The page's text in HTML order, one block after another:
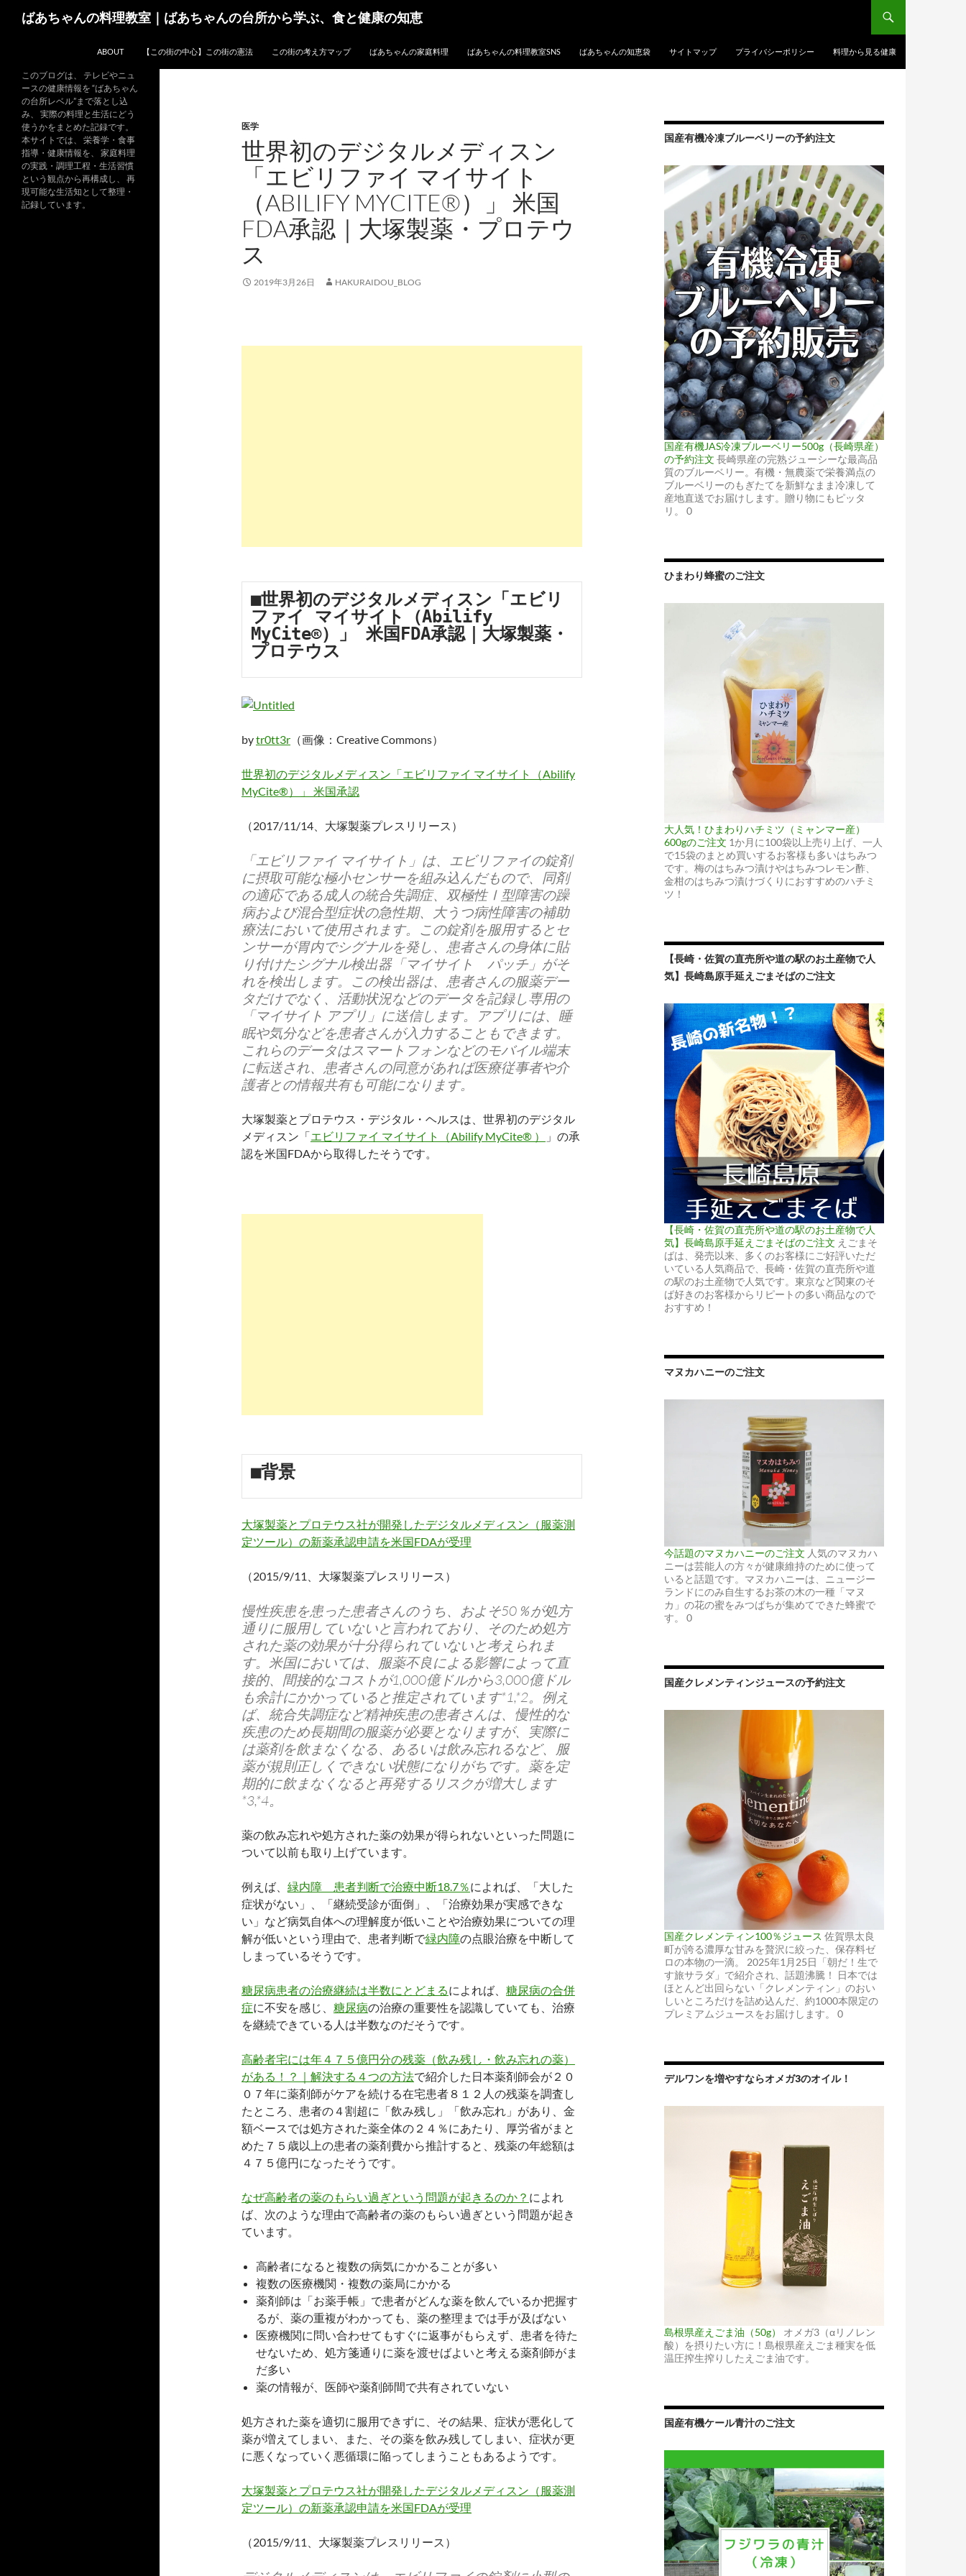
ばあちゃんの料理教室｜ばあちゃんの台所から学ぶ、食と健康の知恵
ABOUT 【この街の中心】この街の憲法 この街の考え方マップ ばあちゃんの家庭料理 ばあちゃんの料理教室SNS ばあちゃんの知恵袋 サイトマップ プライバシーポリシー 料理から見る健康
医学
世界初のデジタルメディスン
「エビリファイ マイサイト
（ABILIFY MYCITE®）」 米国
FDA承認｜大塚製薬・プロテウ
ス
2019年3月26日 HAKURAIDOU_BLOG
■世界初のデジタルメディスン「エビリ
ファイ マイサイト（Abilify
MyCite®）」 米国FDA承認｜大塚製薬・
プロテウス
bytr0tt3r （画像：Creative Commons）
世界初のデジタルメディスン「エビリファイ マイサイト（Abilify
MyCite®）」 米国承認
（2017/11/14、大塚製薬プレスリリース）
「エビリファイ マイサイト」は、エビリファイの錠剤
に摂取可能な極小センサーを組み込んだもので、同剤
の適応である成人の統合失調症、双極性Ⅰ型障害の躁
病および混合型症状の急性期、大うつ病性障害の補助
療法において使用されます。この錠剤を服用するとセ
ンサーが胃内でシグナルを発し、患者さんの身体に貼
り付けたシグナル検出器「マイサイト パッチ」がそ
れを検出します。この検出器は、患者さんの服薬デー
タだけでなく、活動状況などのデータを記録し専用の
「マイサイト アプリ」に送信します。アプリには、睡
眠や気分などを患者さんが入力することもできます。
これらのデータはスマートフォンなどのモバイル端末
に転送され、患者さんの同意があれば医療従事者や介
護者との情報共有も可能になります。
大塚製薬とプロテウス・デジタル・ヘルスは、世界初のデジタル
メディスン「エビリファイ マイサイト（Abilify MyCite® ）
」の承
認を米国FDAから取得したそうです。
■背景
大塚製薬とプロテウス社が開発したデジタルメディスン（服薬測
定ツール）の新薬承認申請を米国FDAが受理
（2015/9/11、大塚製薬プレスリリース）
慢性疾患を患った患者さんのうち、およそ50％が処方
通りに服用していないと言われており、そのため処方
された薬の効果が十分得られていないと考えられま
す。米国においては、服薬不良による影響によって直
接的、間接的なコストが1,000億ドルから3,000億ドル
も余計にかかっていると推定されています*1,*2。例え
ば、統合失調症など精神疾患の患者さんは、慢性的な
疾患のため長期間の服薬が必要となりますが、実際に
は薬剤を飲まなくなる、あるいは飲み忘れるなど、服
薬が規則正しくできない状態になりがちです。薬を定
期的に飲まなくなると再発するリスクが増大します
*3,*4。
薬の飲み忘れや処方された薬の効果が得られないといった問題に
ついて以前も取り上げています。
例えば、 緑内障 患者判断で治療中断18.7％によれば、「大した
症状がない」、「継続受診が面倒」、「治療効果が実感できな
い」など病気自体への理解度が低いことや治療効果についての理
解が低いという理由で、患者判断で緑内障の点眼治療を中断して
しまっているそうです。
糖尿病患者の治療継続は半数にとどまるによれば、 糖尿病の合併
症に不安を感じ、 糖尿病の治療の重要性を認識していても、治療
を継続できている人は半数なのだそうです。
高齢者宅には年４７５億円分の残薬（飲み残し・飲み忘れの薬）
がある！？｜解決する４つの方法で紹介した日本薬剤師会が２０
０７年に薬剤師がケアを続ける在宅患者８１２人の残薬を調査し
たところ、患者の４割超に「飲み残し」「飲み忘れ」があり、金
額ベースでは処方された薬全体の２４％にあたり、厚労省がまと
めた７５歳以上の患者の薬剤費から推計すると、残薬の年総額は
４７５億円になったそうです。
なぜ高齢者の薬のもらい過ぎという問題が起きるのか？ によれ
ば、次のような理由で高齢者の薬のもらい過ぎという問題が起き
ています。
高齢者になると複数の病気にかかることが多い
複数の医療機関・複数の薬局にかかる
薬剤師は「お薬手帳」で患者がどんな薬を飲んでいるか把握す
るが、薬の重複がわかっても、薬の整理までは手が及ばない
医療機関に問い合わせてもすぐに返事がもらえず、患者を待た
せないため、処方箋通りに薬を渡せばよいと考える薬剤師がま
だ多い
薬の情報が、医師や薬剤師間で共有されていない
処方された薬を適切に服用できずに、その結果、症状が悪化して
薬が増えてしまい、また、その薬を飲み残してしまい、症状が更
に悪くなっていく悪循環に陥ってしまうこともあるようです。
大塚製薬とプロテウス社が開発したデジタルメディスン（服薬測
定ツール）の新薬承認申請を米国FDAが受理
（2015/9/11、大塚製薬プレスリリース）
国産有機冷凍ブルーベリーの予約注文
国産有機JAS冷凍ブルーベリー500g（長崎県産）
の予約注文 長崎県産の完熟ジューシーな最高品
質のブルーベリー。有機・無農薬で栄養満点の
ブルーベリーのもぎたてを新鮮なまま冷凍して
産地直送でお届けします。贈り物にもピッタ
リ。 0
ひまわり蜂蜜のご注文
大人気！ひまわりハチミツ（ミャンマー産）
600gのご注文 1か月に100袋以上売り上げ、一人
で15袋のまとめ買いするお客様も多いはちみつ
です。梅のはちみつ漬けやはちみつレモン酢、
金柑のはちみつ漬けづくりにおすすめのハチミ
ツ！
【長崎・佐賀の直売所や道の駅のお土産物で人
気】長崎島原手延えごまそばのご注文
【長崎・佐賀の直売所や道の駅のお土産物で人
気】長崎島原手延えごまそばのご注文 えごまそ
ばは、発売以来、多くのお客様にご好評いただ
いている人気商品で、長崎・佐賀の直売所や道
の駅のお土産物で人気です。東京など関東のそ
ば好きのお客様からリピートの多い商品なので
おすすめ！
マヌカハニーのご注文
今話題のマヌカハニーのご注文 人気のマヌカハ
ニーは芸能人の方々が健康維持のために使って
いると話題です。マヌカハニーは、ニュージー
ランドにのみ自生するお茶の木の一種「マヌ
カ」の花の蜜をみつばちが集めてできた蜂蜜で
す。 0
国産クレメンティンジュースの予約注文
国産クレメンティン100％ジュース 佐賀県太良
町が誇る濃厚な甘みを贅沢に絞った、保存料ゼ
ロの本物の一滴。 2025年1月25日「朝だ！生で
す旅サラダ」で紹介され、話題沸騰！ 日本では
ほとんど出回らない「クレメンティン」のおい
しいところだけを詰め込んだ、約1000本限定の
プレミアムジュースをお届けします。 0
デルワンを増やすならオメガ3のオイル！
島根県産えごま油（50g）
オメガ3（αリノレン
酸）を摂りたい方に！島根県産えごま種実を低
温圧搾生搾りしたえごま油です。
国産有機ケール青汁のご注文
このブログは、 テレビやニュ
ースの健康情報を “ばあちゃん
の台所レベル”まで落とし込
み、 実際の料理と生活にどう
使うかをまとめた記録です。
本サイトでは、 栄養学・食事
指導・健康情報を、 家庭料理
の実践・調理工程・生活習慣
という観点から再構成し、 再
現可能な生活知として整理・
記録しています。